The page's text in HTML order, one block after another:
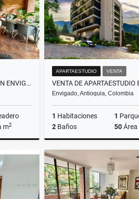
VENTA DE HERMOSA CASA EN ENVIGADO, SECTOR LOMA LOS BENEDICTINOS
m2
Venta
APARTAESTUDIO VENTA
Envigado, Antioquia, Colombia
1 Habitaciones 1
2 Baños 50Área
$600.000.000